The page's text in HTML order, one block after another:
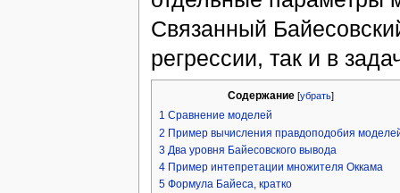
Cвязанный
регрессии, так и в
Содержание [убрать]
1 Сравнение моделей
2 Пример вычисления правдоподобия
3 Два уровня Байесовского вывода
4 Пример интепретации множителя Оккама
5 Формула Байеса, кратко